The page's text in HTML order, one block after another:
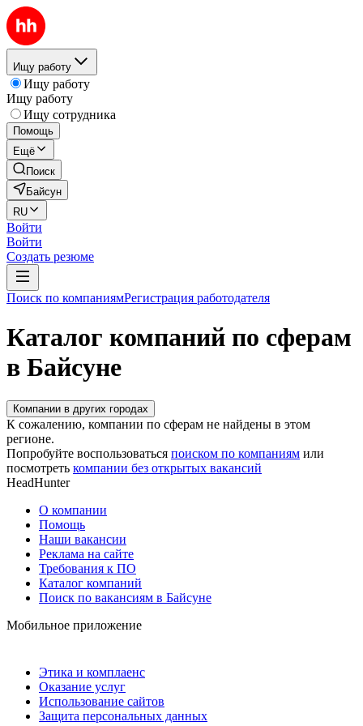
Ищу работу
Ищу работу
Ищу работу
Ищу сотрудника
Помощь
Ещё
Поиск
Байсун
RU
Войти
Войти
Создать резюме
Поиск по компаниямРегистрация работодателя
Каталог компаний по сферам
в Байсуне
Компании в других городах
К сожалению, компании по сферам не найдены в этом
регионе.
Попробуйте воспользоваться поиском по компаниям или
посмотреть компании без открытых вакансий
HeadHunter
О компании
Помощь
Наши вакансии
Реклама на сайте
Требования к ПО
Каталог компаний
Поиск по вакансиям в Байсуне
Мобильное приложение
Этика и комплаенс
Оказание услуг
Использование сайтов
Защита персональных данных